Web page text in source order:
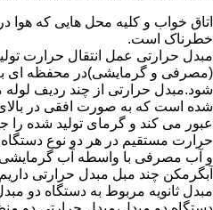
اتاق خواب و کلیه محل هایی که هوا
خطرناک است.
مبدل حرارتی عمل انتقال حرارت
(مصرفی و گرمایشی)در محفظه ای
شود.مبدل حرارتی از چند ردیف
شده است که به صورت افقی در
عبور می کند و گرمای تولید شده را
حرارت مستقیم در هر دو نوع
و آب مصرفی با واسطه آب گرمایشی
آبگرمکن چند مبل مبدل حرارتی
مبدل ثانویه مربوط به دستگاه دو